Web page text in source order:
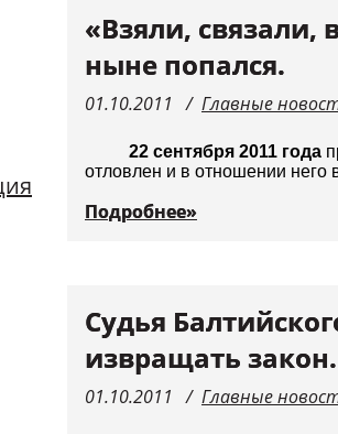
«Взяли, связали,
ныне попался.
01.10.2011 Главные
22 сентября 2011 года
отловлен и в отношении него
Подробнее»
Судья
извращать закон.
01.10.2011 Главные